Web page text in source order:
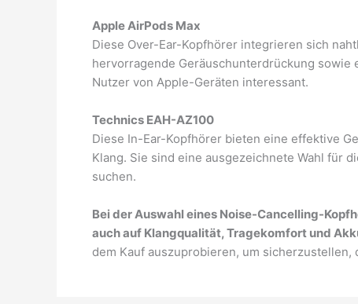
Apple AirPods Max
Diese Over-Ear-Kopfhörer integrieren sich
hervorragende Geräuschunterdrückung
Nutzer von Apple-Geräten interessant.
Technics EAH-AZ100
Diese In-Ear-Kopfhörer bieten eine effektive
Klang. Sie sind eine ausgezeichnete Wahl für
suchen.
Bei der Auswahl eines Noise-Cancelling-
auch auf Klangqualität, Tragekomfort und
dem Kauf auszuprobieren, um